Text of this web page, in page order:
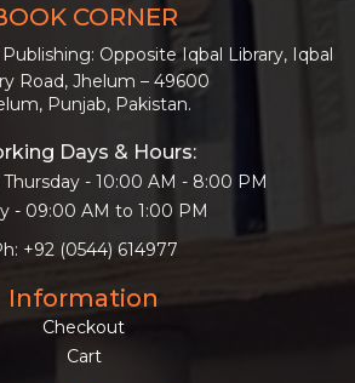
CORNER
Opposite Iqbal Library, Iqbal
Road, Jhelum – 49600
Punjab, Pakistan.
Days & Hours:
- 10:00 AM - 8:00 PM
- 09:00 AM to 1:00 PM
+92 (0544) 614977
Information
Checkout
Cart